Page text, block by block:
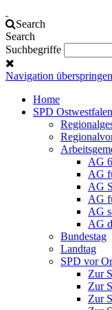
Search
Search
Suchbegriffe
Navigation überspringen
Home
SPD
AG
AG
AG
AG
AG
AG
Bundestag
Landtag
SPD vor
Zur
Zur
Zur